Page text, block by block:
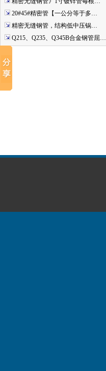
20#45#精密管【一公分等于多…
精密无缝钢管，结构低中压锅…
Q215、Q235、Q345B合金钢管屈…